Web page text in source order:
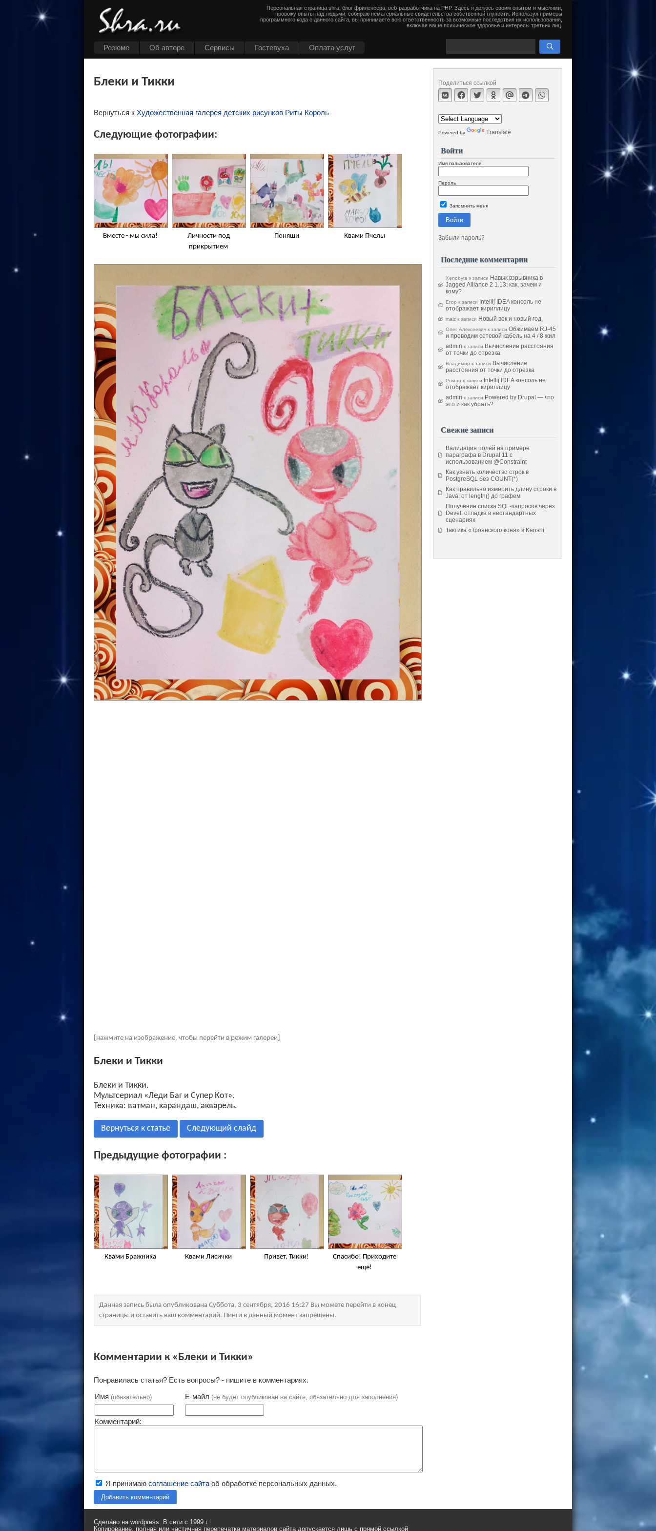
Резюме Об авторе Cервисы Гостевуха Оплата услуг
Персональная страница shra, блог фриленсера, веб-разработчика на PHP. Здесь я делюсь своим опытом и мыслями,
провожу опыты над людьми, собираю нематериальные свидетельства собственной глупости. Используя примеры
программного кода с данного сайта, вы принимаете всю ответственность за возможные последствия их использования,
включая ваше психическое здоровье и интересы третьих лиц.
Блеки и Тикки
Вернуться к Художественная галерея детских рисунков Риты Король
Следующие фотографии:
Вместе - мы сила!
Личности под
прикрытием
Поняши Квами Пчелы
[нажмите на изображение, чтобы перейти в режим галереи]
Блеки и Тикки
Блеки и Тикки.
Мультсериал «Леди Баг и Супер Кот».
Техника: ватман, карандаш, акварель.
Вернуться к статье Следующий слайд
Предыдущие фотографии :
Квами Бражника Квами Лисички Привет, Тикки!
Спасибо! Приходите
ещё!
Данная запись была опубликована Суббота, 3 сентября, 2016 16:27 Вы можете перейти в конец
страницы и оставить ваш комментарий. Пинги в данный момент запрещены.
Комментарии к «Блеки и Тикки»
Понравилась статья? Есть вопросы? - пишите в комментариях.
Имя (обязательно) Е-майл (не будет опубликован на сайте, обязательно для заполнения)
Комментарий:
Я принимаю соглашение сайта об обработке персональных данных.
Добавить комментарий
Поделиться ссылкой
Powered by Translate
Войти
Имя пользователя
Пароль
Запомнить меня
Войти
Забыли пароль?
Последние комментарии
Xenobyte к записи Навык взрывника в
Jagged Alliance 2 1.13: как, зачем и
кому?
Егор к записи
Intellij IDEA консоль не
отображает кириллицу
malz к записи Новый век и новый год.
Олег Алексеевич к записи Обжимаем RJ-45
и проводим сетевой кабель на 4 / 8 жил
admin к записи Вычисление расстояния
от точки до отрезка
Владимир к записи Вычисление
расстояния от точки до отрезка
Роман к записи
Intellij IDEA консоль не
отображает кириллицу
admin к записи Powered by Drupal — что
это и как убрать?
Свежие записи
Валидация полей на примере
параграфа в Drupal 11 с
использованием @Constraint
Как узнать количество строк в
PostgreSQL без COUNT(*)
Как правильно измерить длину строки в
Java: от length() до графем
Получение списка SQL-запросов через
Devel: отладка в нестандартных
сценариях
Тактика «Троянского коня» в Kenshi
Сделано на wordpress. В сети с 1999 г.
Копирование, полная или частичная перепечатка материалов сайта допускается лишь с прямой ссылкой